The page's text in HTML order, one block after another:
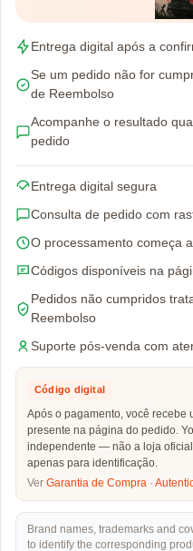
Entrega digital após a
Se um pedido não for
de Reembolso
Acompanhe o resultado
pedido
Entrega digital segura
Consulta de pedido com
O processamento começa
Códigos disponíveis na
Pedidos não cumpridos
Reembolso
Suporte pós-venda com
Código digital
Após o pagamento, você recebe
presente na página do pedido.
independente — não a loja
apenas para identificação.
Ver Garantia de Compra ·
Brand names, trademarks and
to identify the corresponding